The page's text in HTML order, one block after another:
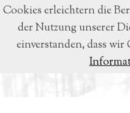
LYRIK &
Cookies erleichtern die
der Nutzung unserer
einverstanden, dass wir